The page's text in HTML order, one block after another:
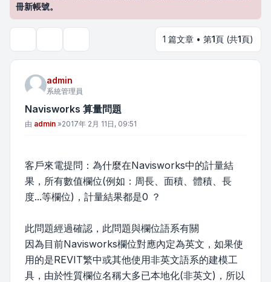
冊新帳號。
1 篇文章 • 第1頁 (共1頁)
admin
系統管理員
Navisworks 算量問題
文章
由 admin »2017年 2月 11日, 09:51
客戶來電提問：為什麼在Navisworks中的計量結
果，所有數值欄位(例如：周長、面積、體積、長
度...等欄位)，計量結果都是0 ？
此問題經過確認，此問題與欄位語系有關
因為目前Navisworks欄位對應內定為英文，如果使
用的是REVIT繁中或其他使用非英文語系的建模工
具，由於性質欄位名稱大多已本地化(非英文)，所以